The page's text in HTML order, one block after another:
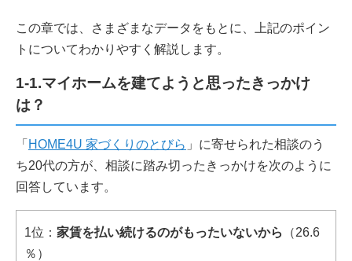
この章では、さまざまなデータをもとに、上記のポイン
トについてわかりやすく解説します。
1-1.マイホームを建てようと思ったきっかけ
は？
「 HOME4U 家づくりのとびら 」に寄せられた相談のう
ち20代の方が、相談に踏み切ったきっかけを次のように
回答しています。
1位： 家賃を払い続けるのがもったいないから
（26.6
％）